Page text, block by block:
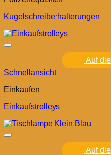
Kugelschreiberhalterungen
Auf
Schnellansicht
Einkaufen
Einkaufstrolleys
Auf